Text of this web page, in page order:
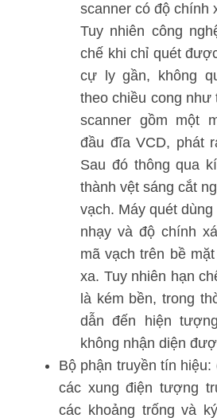
scanner có độ chính
Tuy nhiên công
chế khi chỉ quét
cự ly gần, không
theo chiều cong
scanner gồm một
đầu đĩa VCD, phát
Sau đó thông qua
thành vệt sáng cắt
vạch. Máy quét
nhạy và độ chính
mã vạch trên bề
xa. Tuy nhiên hạn
là kém bền, trong
dẫn đến hiện
không nhận diện
Bộ phận truyền tín
các xung điện tượng
các khoảng trống và